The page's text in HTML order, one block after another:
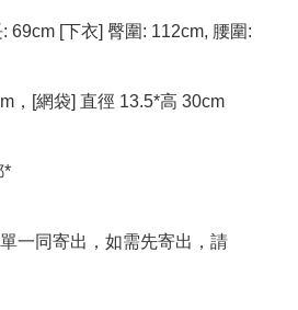
69cm [下衣] 臀圍: 112cm, 腰圍:
，[網袋] 直徑 13.5*高 30cm
*
一同寄出，如需先寄出，請